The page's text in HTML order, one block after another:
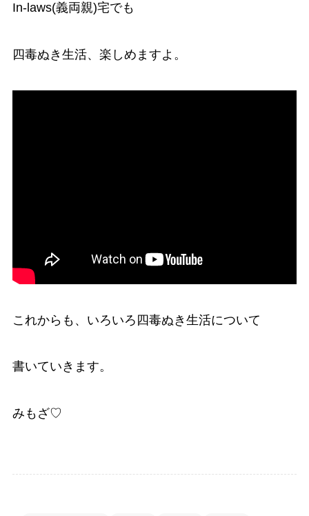
In-laws(義両親)宅でも
四毒ぬき生活、楽しめますよ。
これからも、いろいろ四毒ぬき生活について
書いていきます。
みもざ♡